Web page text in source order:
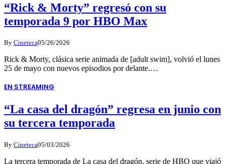
“Rick & Morty” regresó con su
temporada 9 por HBO Max
By Cineteca05/26/2026
Rick & Morty, clásica serie animada de [adult swim], volvió el lunes
25 de mayo con nuevos episodios por delante.…
EN STREAMING
“La casa del dragón” regresa en junio con
su tercera temporada
By Cineteca05/03/2026
La tercera temporada de La casa del dragón, serie de HBO que viajó